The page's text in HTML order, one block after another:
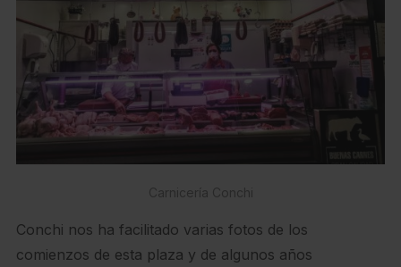
Carnicería Conchi
Conchi nos ha facilitado varias fotos de los
comienzos de esta plaza y de algunos años